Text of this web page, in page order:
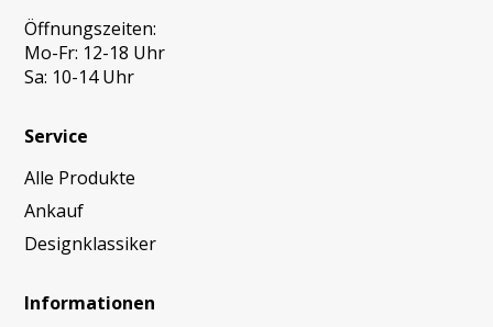
Öffnungszeiten:
Mo-Fr: 12-18 Uhr
Sa: 10-14 Uhr
Service
Alle Produkte
Ankauf
Designklassiker
Informationen